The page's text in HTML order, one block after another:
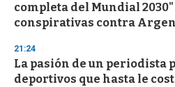
completa del Mundial
conspirativas contra
21:24
La pasión de un periodista
deportivos que hasta le